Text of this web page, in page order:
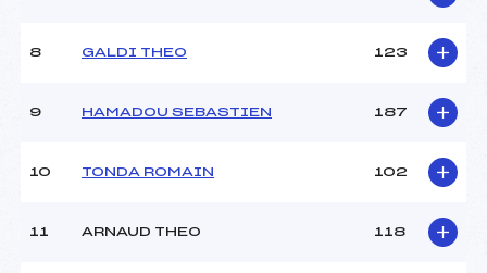
(AP)
Ouvreurs B :
Neige :
DURE
8 GALDI THEO 123
9 HAMADOU SEBASTIEN 187
10 TONDA ROMAIN 102
11 ARNAUD THEO 118